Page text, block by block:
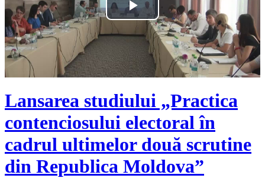
Play
Video
Lansarea studiului „Practica
contenciosului electoral în
cadrul ultimelor două scrutine
din Republica Moldova”